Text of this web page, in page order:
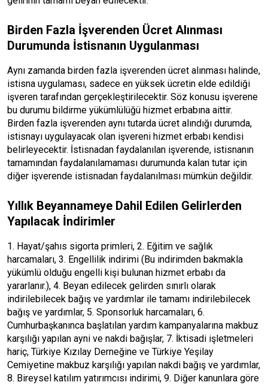
Birden Fazla İşverenden Ücret Alınması
Durumunda İstisnanın Uygulanması
Aynı zamanda birden fazla işverenden ücret alınması halinde,
istisna uygulaması, sadece en yüksek ücretin elde edildiği
işveren tarafından gerçekleştirilecektir. Söz konusu işverene
bu durumu bildirme yükümlülüğü hizmet erbabına aittir.
Birden fazla işverenden aynı tutarda ücret alındığı durumda,
istisnayı uygulayacak olan işvereni hizmet erbabı kendisi
belirleyecektir. İstisnadan faydalanılan işverende, istisnanın
tamamından faydalanılamaması durumunda kalan tutar için
diğer işverende istisnadan faydalanılması mümkün değildir.
Yıllık Beyannameye Dahil Edilen Gelirlerden
Yapılacak İndirimler
1. Hayat/şahıs sigorta primleri, 2. Eğitim ve sağlık
harcamaları, 3. Engellilik indirimi (Bu indirimden bakmakla
yükümlü olduğu engelli kişi bulunan hizmet erbabı da
yararlanır.), 4. Beyan edilecek gelirden sınırlı olarak
indirilebilecek bağış ve yardımlar ile tamamı indirilebilecek
bağış ve yardımlar, 5. Sponsorluk harcamaları, 6.
Cumhurbaşkanınca başlatılan yardım kampanyalarına makbuz
karşılığı yapılan ayni ve nakdi bağışlar, 7. İktisadi işletmeleri
hariç, Türkiye Kızılay Derneğine ve Türkiye Yeşilay
Cemiyetine makbuz karşılığı yapılan nakdi bağış ve yardımlar,
8. Bireysel katılım yatırımcısı indirimi, 9. Diğer kanunlara göre